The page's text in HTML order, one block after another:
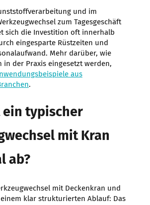
und im
zum Tagesgeschäft
sich die Investition oft innerhalb
eingesparte Rüstzeiten und
Mehr darüber, wie
in der Praxis eingesetzt werden,
aus
.
ein typischer
mit Kran
ab?
mit Deckenkran und
klar strukturierten Ablauf: Das